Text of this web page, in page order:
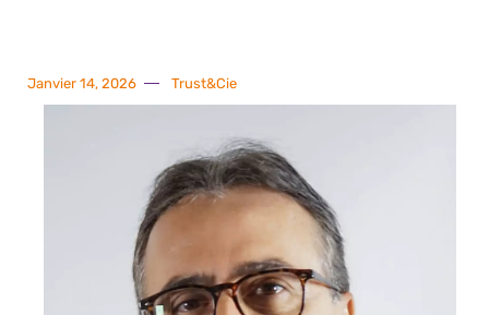
Janvier 14, 2026 Trust&Cie